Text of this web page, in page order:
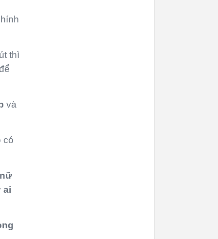
thì
và
có
ai